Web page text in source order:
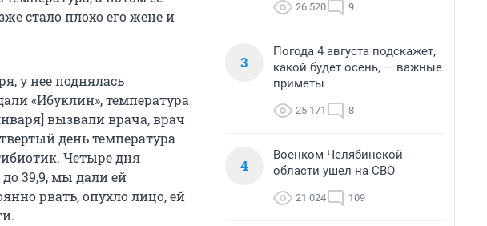
стало плохо его жене и
у нее поднялась
«Ибуклин», температура
вызвали врача, врач
день температура
Четыре дня
39,9, мы дали ей
рвать, опухло лицо, ей
26 520 9
3
Погода 4 августа подскажет,
какой будет осень, — важные
приметы
25 171 8
4
Военком Челябинской
области ушел на СВО
21 024 109